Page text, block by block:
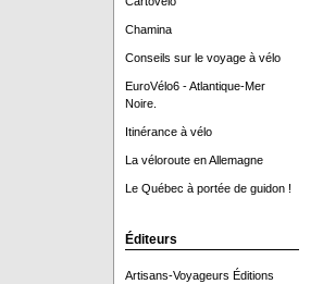
Chamina
Conseils sur le voyage à vélo
EuroVélo6 - Atlantique-Mer
Noire.
Itinérance à vélo
La véloroute en Allemagne
Le Québec à portée de guidon !
Éditeurs
Artisans-Voyageurs Éditions